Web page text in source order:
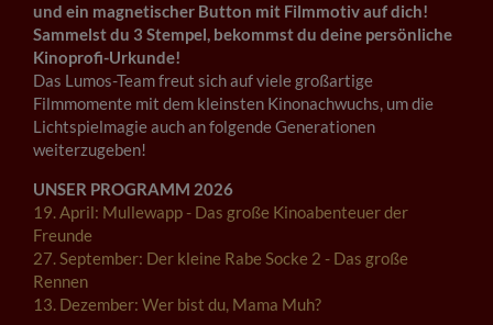
und ein magnetischer Button mit Filmmotiv auf dich!
Sammelst du 3 Stempel, bekommst du deine persönliche
Kinoprofi-Urkunde!
Das Lumos-Team freut sich auf viele großartige
Filmmomente mit dem kleinsten Kinonachwuchs, um die
Lichtspielmagie auch an folgende Generationen
weiterzugeben!
UNSER PROGRAMM 2026
19. April: Mullewapp - Das große Kinoabenteuer der
Freunde
27. September: Der kleine Rabe Socke 2 - Das große
Rennen
13. Dezember: Wer bist du, Mama Muh?